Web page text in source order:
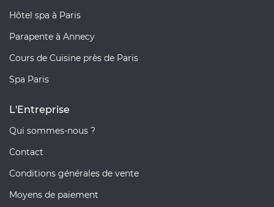
Hôtel spa à Paris
Parapente à Annecy
Cours de Cuisine près de Paris
Spa Paris
L'Entreprise
Qui sommes-nous ?
Contact
Conditions générales de vente
Moyens de paiement